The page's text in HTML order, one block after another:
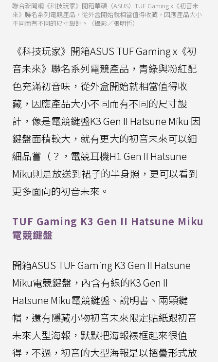
聯合新聞網《科技玩家》開箱華碩（ASUS）TUF Gaming x《初音未
來》聯名系列電競產品，從外盒開始就相當值得收藏，因應產品大小
不同而有不同的尺寸設計。（攝影／張明哲）
《科技玩家》開箱ASUS TUF Gaming x《初
音未來》聯名系列電競產品，青綠與粉紅配
色充滿初音味，從外盒開始就相當值得收
藏，因應產品大小不同而有不同的尺寸設
計，像是電競鍵盤K3 Gen II Hatsune Miku 因
鍵盤面積較大，就有更大的初音未來可以細
細品嘗（？，電競耳機H1 Gen II Hatsune
Miku則是放送到裙子的半身照，更可以看到
更多面向的初音未來。
TUF Gaming K3 Gen II Hatsune Miku
電競鍵盤
開箱ASUS TUF Gaming K3 Gen II Hatsune
Miku電競鍵盤，內含有線的K3 Gen II
Hatsune Miku電競鍵盤、說明書、兩顆鍵
帽，還有隱藏小物初音未來限定貼紙跟初音
未來大型海報，默默把海報裱框起來很值
得，不過，初音的大型海報是以摺疊形式放